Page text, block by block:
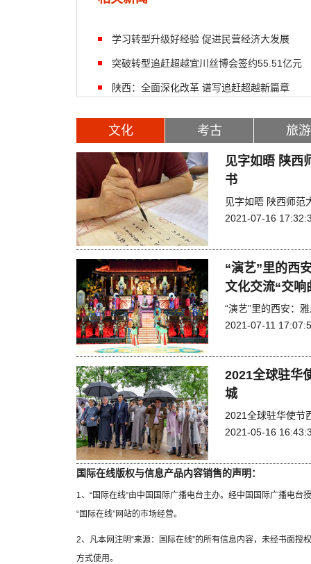
学习转型升级好经验 促进民营经济大发展
突破转型追赶超越宜川丝博会签约55.51亿元
陕西：全面深化改革 谱写追赶超越新篇章
文化 考古 旅游
见字如晤 陕西
书
见字如晤 陕西师范
2021-07-16
“演艺”里的西
文化交流“交响
“演艺”里的西安：
2021-07-11
2021全球驻华
城
2021全球驻华使节
2021-05-16
国际在线版权与信息产品内容销售的声明：
1、“国际在线”由中国国际广播电台主办。经中国国际广播电
“国际在线”网站的市场经营。
2、凡本网注明“来源：国际在线”的所有信息内容，未经书面
方式使用。